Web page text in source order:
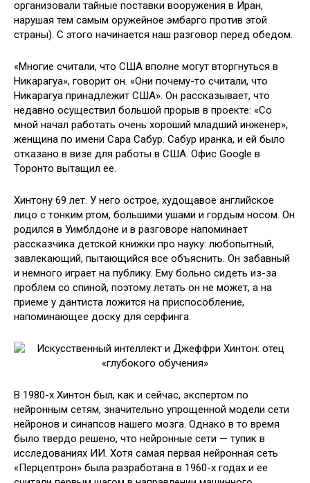
организовали тайные поставки вооружения в Иран,
нарушая тем самым оружейное эмбарго против этой
страны). С этого начинается наш разговор перед обедом.
«Многие считали, что США вполне могут вторгнуться в
Никарагуа», говорит он. «Они почему-то считали, что
Никарагуа принадлежит США». Он рассказывает, что
недавно осуществил большой прорыв в проекте: «Со
мной начал работать очень хороший младший инженер»,
женщина по имени Сара Сабур. Сабур иранка, и ей было
отказано в визе для работы в США. Офис Google в
Торонто вытащил ее.
Хинтону 69 лет. У него острое, худощавое английское
лицо с тонким ртом, большими ушами и гордым носом. Он
родился в Уимблдоне и в разговоре напоминает
рассказчика детской книжки про науку: любопытный,
завлекающий, пытающийся все объяснить. Он забавный
и немного играет на публику. Ему больно сидеть из-за
проблем со спиной, поэтому летать он не может, а на
приеме у дантиста ложится на приспособление,
напоминающее доску для серфинга.
В 1980-х Хинтон был, как и сейчас, экспертом по
нейронным сетям, значительно упрощенной модели сети
нейронов и синапсов нашего мозга. Однако в то время
было твердо решено, что нейронные сети — тупик в
исследованиях ИИ. Хотя самая первая нейронная сеть
«Перцептрон» была разработана в 1960-х годах и ее